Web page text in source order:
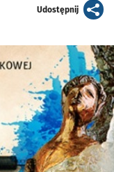
Udostępnijartykuł